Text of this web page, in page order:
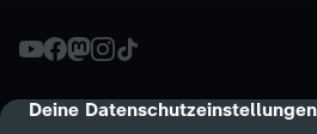
cmp-dialog-description
Deine Datenschutzeinstellungen